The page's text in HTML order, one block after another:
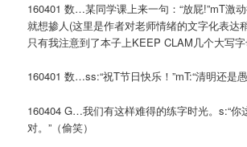
160401 数…某同学课上来一句：“放屁!”mT激
就想掺人(这里是作者对老师情绪的文字化表达
只有我注意到了本子上KEEP CLAM几个大写
160401 数…ss:“祝T节日快乐！”mT:“清明还是
160404 G…我们有这样难得的练字时光。s:“你
对。”（偷笑）